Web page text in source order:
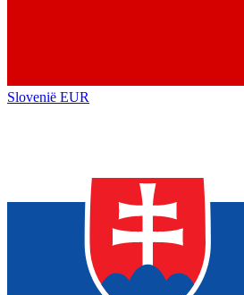
Slovenië EUR